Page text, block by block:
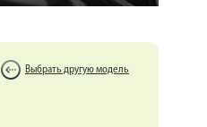
Выбрать другую модель